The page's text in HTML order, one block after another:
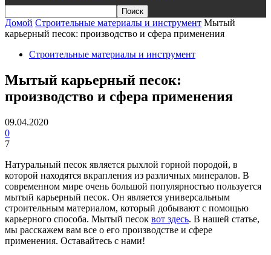
Домой Строительные материалы и инструмент Мытый
карьерный песок: производство и сфера применения
Строительные материалы и инструмент
Мытый карьерный песок:
производство и сфера применения
09.04.2020
0
7
Натуральный песок является рыхлой горной породой, в
которой находятся вкрапления из различных минералов. В
современном мире очень большой популярностью пользуется
мытый карьерный песок. Он является универсальным
строительным материалом, который добывают с помощью
карьерного способа. Мытый песок вот здесь. В нашей статье,
мы расскажем вам все о его производстве и сфере
применения. Оставайтесь с нами!